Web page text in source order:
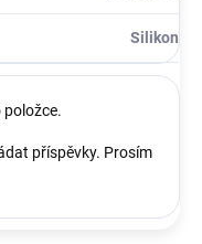
Silikon
položce.
příspěvky. Prosím